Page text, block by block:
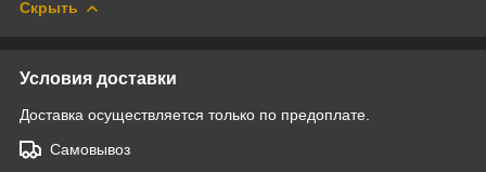
Скрыть
Условия доставки
Доставка осуществляется только по предоплате.
Самовывоз